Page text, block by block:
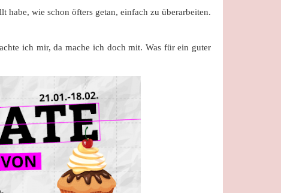
habe, wie schon öfters getan, einfach zu überarbeiten.
ich mir, da mache ich doch mit. Was für ein guter